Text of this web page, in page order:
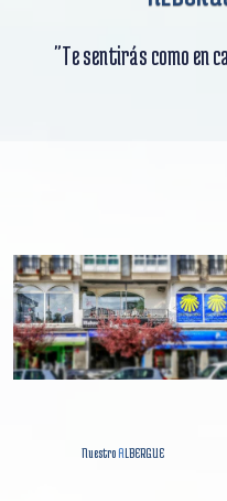
"Te sentirás como en
NuestroALBERGUE